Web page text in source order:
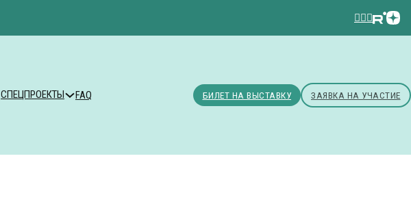
СПЕЦПРОЕКТЫ FAQ БИЛЕТ НА ВЫСТАВКУ ЗАЯВКА НА УЧАСТИЕ